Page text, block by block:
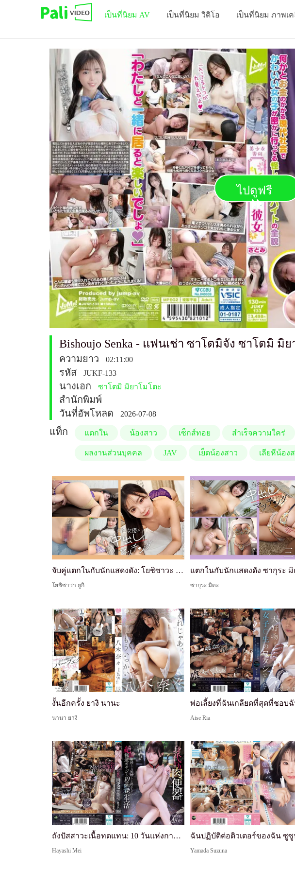
เป็นที่นิยม AV เป็นที่นิยม วิดิโอ เป็นที่นิยม ภาพเ
ไปดูฟรี
Bishoujo Senka - แฟนเช่า ซาโตมิจัง ซาโตมิ มิ
ความยาว 02:11:00
รหัส JUKF-133
นางเอก ซาโตมิ มิยาโมโตะ
สำนักพิมพ์
วันที่อัพโหลด
2026-07-08
แท็ก แตกใน น้องสาว เซ็กส์ทอย สำเร็จความใคร่
ผลงานส่วนบุคคล JAV เย็ดน้องสาว เลียหีน้อง
จับคู่แตกในกับนักแสดงดัง: โยชิซาวะ โทโมกิ
โยชิซาว่า ยูกิ
แตกในกับนักแสดงดัง ซากุระ มิ
ซากุระ มิตะ
งั้นอีกครั้ง ยางิ นานะ
นานา ยางิ Aise Ria
ถังปัสสาวะเนื้อทดแทน: 10 วันแห่งการกักขังกับยากูซ่าชรา ที่ไม่รู้จักพอและยังคงพุ่งออกมาไม่ว่าจะกี่ครั้ง - เมอิ ฮายาชิ
Hayashi Mei Yamada Suzuna